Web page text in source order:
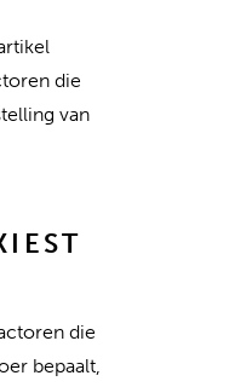
die
van
die
bepaalt,